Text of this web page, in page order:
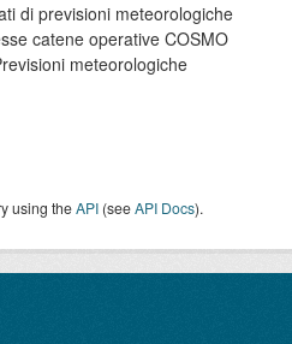
di previsioni meteorologiche
catene operative COSMO
meteorologiche
using theAPI (seeAPI Docs).